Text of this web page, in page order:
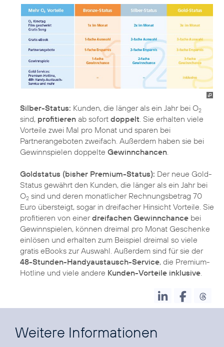
Silber-Status: Kunden, die länger als ein Jahr bei O2
sind, profitieren ab sofort doppelt. Sie erhalten viele
Vorteile zwei Mal pro Monat und sparen bei
Partnerangeboten zweifach. Außerdem haben sie bei
Gewinnspielen doppelte Gewinnchancen.
Goldstatus (bisher Premium-Status): Der neue Gold-
Status gewährt den Kunden, die länger als ein Jahr bei
O2 sind und deren monatlicher Rechnungsbetrag 70
Euro übersteigt, sogar in dreifacher Hinsicht Vorteile. Sie
profitieren von einerdreifachen Gewinnchance bei
Gewinnspielen, können dreimal pro Monat Geschenke
einlösen und erhalten zum Beispiel dreimal so viele
gratis eBooks zur Auswahl. Außerdem sind für sie der
48-Stunden-Handyaustausch-Service, die Premium-
Hotline und viele andere Kunden-Vorteile inklusive.
Weitere Informationen